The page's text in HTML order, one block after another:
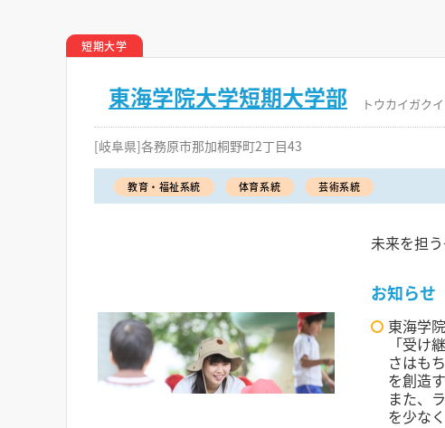
短期大学
東海学院大学短期大学部 トウカイガク
[岐阜県]各務原市那加桐野町2丁目43
教育・福祉系統 体育系統 芸術系統
未来を担
お知らせ
東海学
「受け
さはも
を創造
また、
を少な